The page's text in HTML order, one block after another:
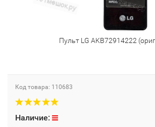
Пульт LG AKB72914222
Код товара: 110683
Наличие: